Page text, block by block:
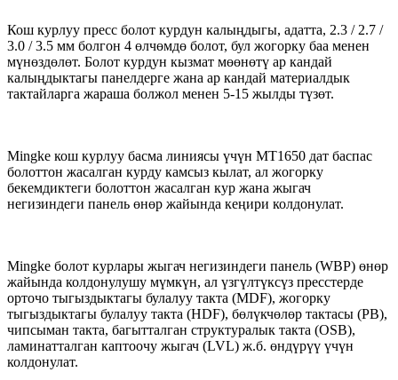
Кош курлуу пресс болот курдун калыңдыгы, адатта, 2.3 / 2.7 /
3.0 / 3.5 мм болгон 4 өлчөмдө болот, бул жогорку баа менен
мүнөздөлөт. Болот курдун кызмат мөөнөтү ар кандай
калыңдыктагы панелдерге жана ар кандай материалдык
тактайларга жараша болжол менен 5-15 жылды түзөт.
Mingke кош курлуу басма линиясы үчүн MT1650 дат баспас
болоттон жасалган курду камсыз кылат, ал жогорку
бекемдиктеги болоттон жасалган кур жана жыгач
негизиндеги панель өнөр жайында кеңири колдонулат.
Mingke болот курлары жыгач негизиндеги панель (WBP) өнөр
жайында колдонулушу мүмкүн, ал үзгүлтүксүз пресстерде
орточо тыгыздыктагы булалуу такта (MDF), жогорку
тыгыздыктагы булалуу такта (HDF), бөлүкчөлөр тактасы (PB),
чипсыман такта, багытталган структуралык такта (OSB),
ламинатталган каптоочу жыгач (LVL) ж.б. өндүрүү үчүн
колдонулат.